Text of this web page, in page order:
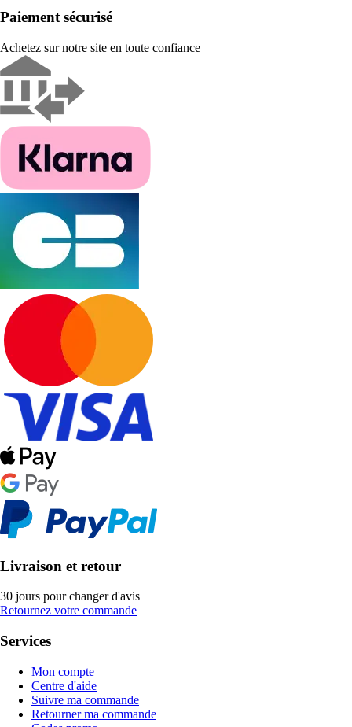
Paiement sécurisé
Achetez sur notre site en toute confiance
Livraison et retour
30 jours pour changer d'avis
Retournez votre commande
Services
Mon compte
Centre d'aide
Suivre ma commande
Retourner ma commande